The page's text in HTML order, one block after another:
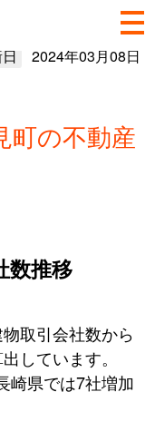
2024年03月08日
町の不動産
数推移
取引会社数から
しています。
崎県では7社増加